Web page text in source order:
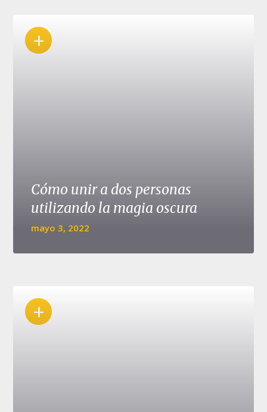
Cómo unir a dos personas
utilizando la magia oscura
mayo 3, 2022
+
+